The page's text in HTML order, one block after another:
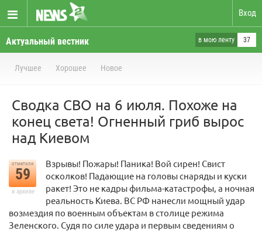
Вход
Актуальный вестник в мою ленту 37
Лучшее Хорошее Новое
Сводка СВО на 6 июля. Похоже на
конец света! Огненный гриб вырос
над Киевом
отметили
59
в архиве
Взрывы! Пожары! Паника! Вой сирен! Свист
осколков! Падающие на головы снаряды и куски
ракет! Это не кадры фильма-катастрофы, а ночная
реальность Киева. ВС РФ нанесли мощный удар
возмездия по военным объектам в столице режима
Зеленского. Судя по силе удара и первым сведениям о